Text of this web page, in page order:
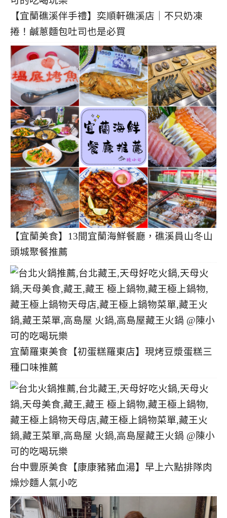
【宜蘭礁溪伴手禮】奕順軒礁溪店｜不只奶凍
捲！鹹蔥麵包吐司也是必買
【宜蘭美食】13間宜蘭海鮮餐廳，礁溪員山冬山
頭城聚餐推薦
宜蘭羅東美食【初蛋糕羅東店】現烤豆漿蛋糕三
種口味推薦
台中豐原美食【康康豬豬血湯】早上六點排隊肉
燥炒麵人氣小吃